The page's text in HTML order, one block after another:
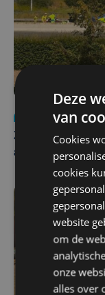
Nieuws
Zwaar ongeval
afgesloten
Deze
van
Cookies
cookies
website
om de
onze
alles over